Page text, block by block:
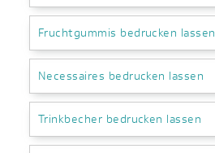
Fruchtgummis bedrucken lassen
Necessaires bedrucken lassen
Trinkbecher bedrucken lassen